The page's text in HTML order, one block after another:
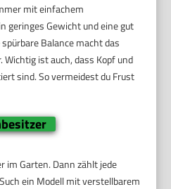
mit einfachem
geringes Gewicht und eine gut
Balance macht das
ist auch, dass Kopf und
sind. So vermeidest du Frust
im Garten. Dann zählt jede
ein Modell mit verstellbarem